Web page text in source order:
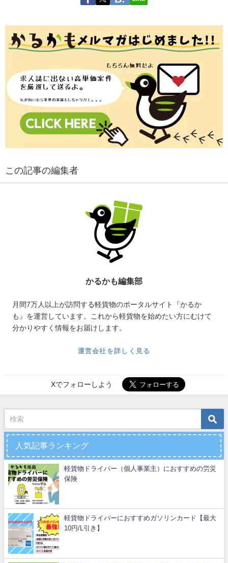
この記事の編集者
かるかも編集部
月間7万人以上が訪問する軽貨物のポータルサイト『かるか
も』を運営しています。これから軽貨物を始めたい方にむけて
分かりやすく情報をお届けします。
運営会社を詳しく見る
Xでフォローしよう
人気記事ランキング
軽貨物ドライバー（個人事業主）におすすめの労災
保険
軽貨物ドライバーにおすすめガソリンカード【最大
10円/L引き】